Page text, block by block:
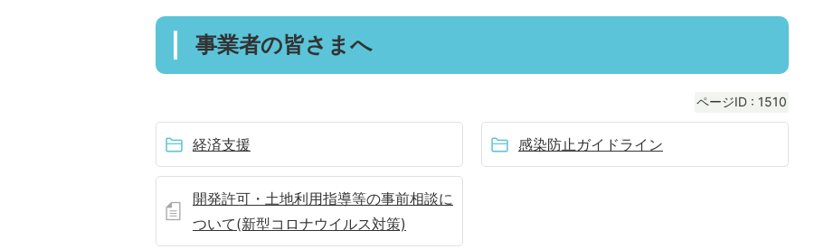
事業者の皆さまへ
ページID : 1510
経済支援 感染防止ガイドライン
開発許可・土地利用指導等の事前相談に
ついて(新型コロナウイルス対策)